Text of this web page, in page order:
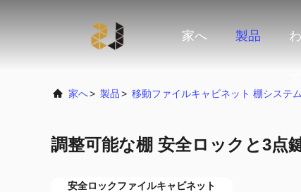
家へ 製品
家へ> 製品> 移動ファイルキャビネット 棚システム
調整可能な棚 安全ロックと3点
安全ロックファイルキャビネット